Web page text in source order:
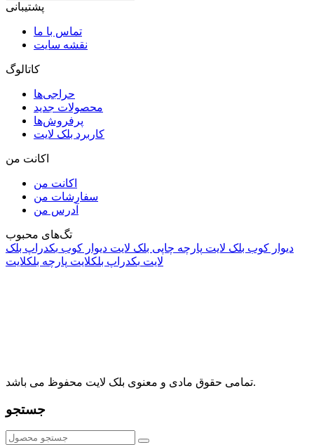
پشتیبانی
تماس با ما
نقشه سایت
کاتالوگ
حراجی‌ها
محصولات جدید
پرفروش‌ها
کاربرد بلک لایت
اکانت من
اکانت من
سفارشات من
آدرس من
تگ‌های محبوب
دیوار کوب بلک لایت پارچه چاپی بلک لایت دیوار کوب بکدراپ بلک
لایت بکدراپ بلکلایت پارچه بلکلایت
تمامی حقوق مادی و معنوی بلک لایت محفوظ می باشد.
جستجو